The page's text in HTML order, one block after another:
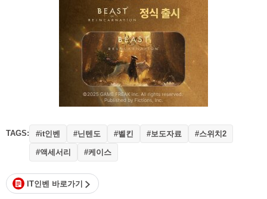
TAGS: #it인벤 #닌텐도 #벨킨 #보도자료 #스위치2
#액세서리 #케이스
IT인벤 바로가기